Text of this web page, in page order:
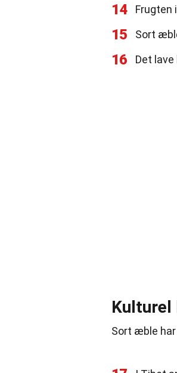
14 Frugten
15 Sort
16 Det
Kulturel
Sort æble